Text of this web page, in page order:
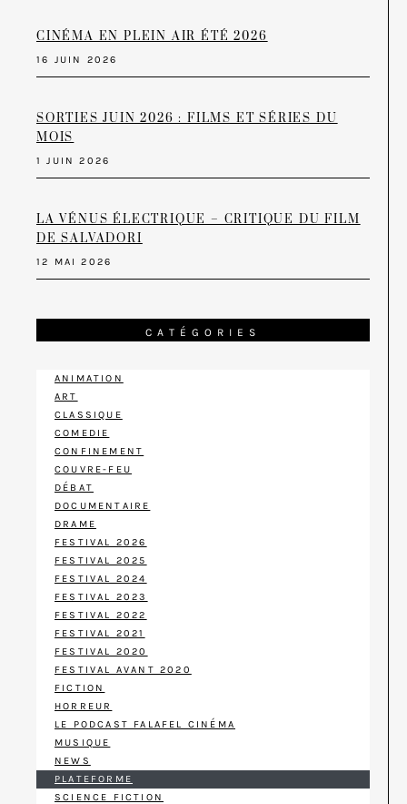
CINÉMA EN PLEIN AIR ÉTÉ 2026
16 JUIN 2026
SORTIES JUIN 2026 : FILMS ET SÉRIES DU
MOIS
1 JUIN 2026
LA VÉNUS ÉLECTRIQUE – CRITIQUE DU FILM
DE SALVADORI
12 MAI 2026
CATÉGORIES
ANIMATION
ART
CLASSIQUE
COMEDIE
CONFINEMENT
COUVRE-FEU
DÉBAT
DOCUMENTAIRE
DRAME
FESTIVAL 2026
FESTIVAL 2025
FESTIVAL 2024
FESTIVAL 2023
FESTIVAL 2022
FESTIVAL 2021
FESTIVAL 2020
FESTIVAL AVANT 2020
FICTION
HORREUR
LE PODCAST FALAFEL CINÉMA
MUSIQUE
NEWS
PLATEFORME
SCIENCE FICTION